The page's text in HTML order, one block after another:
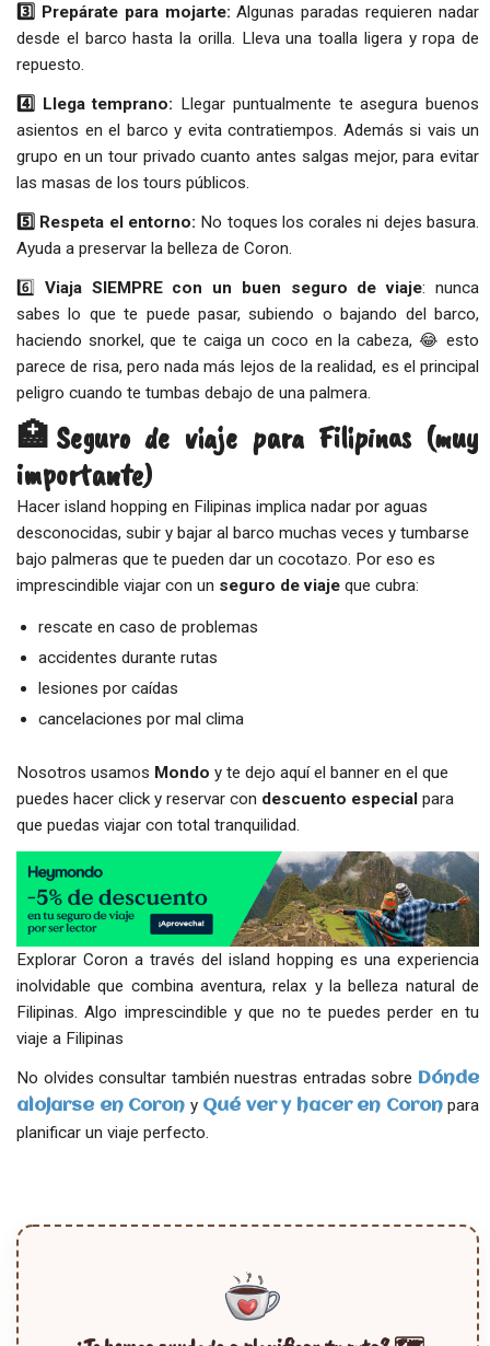
3️⃣ Prepárate para mojarte: Algunas paradas requieren nadar
desde el barco hasta la orilla. Lleva una toalla ligera y ropa de
repuesto.
4️⃣ Llega temprano: Llegar puntualmente te asegura buenos
asientos en el barco y evita contratiempos. Además si vais un
grupo en un tour privado cuanto antes salgas mejor, para evitar
las masas de los tours públicos.
5️⃣ Respeta el entorno: No toques los corales ni dejes basura.
Ayuda a preservar la belleza de Coron.
6️⃣ Viaja SIEMPRE con un buen seguro de viaje: nunca
sabes lo que te puede pasar, subiendo o bajando del barco,
haciendo snorkel, que te caiga un coco en la cabeza, 😂 esto
parece de risa, pero nada más lejos de la realidad, es el principal
peligro cuando te tumbas debajo de una palmera.
🏥Seguro de viaje para Filipinas (muy
importante)
Hacer island hopping en Filipinas implica nadar por aguas
desconocidas, subir y bajar al barco muchas veces y tumbarse
bajo palmeras que te pueden dar un cocotazo. Por eso es
imprescindible viajar con un seguro de viaje que cubra:
rescate en caso de problemas
accidentes durante rutas
lesiones por caídas
cancelaciones por mal clima
Nosotros usamos Mondo y te dejo aquí el banner en el que
puedes hacer click y reservar con descuento especial para
que puedas viajar con total tranquilidad.
Explorar Coron a través del island hopping es una experiencia
inolvidable que combina aventura, relax y la belleza natural de
Filipinas. Algo imprescindible y que no te puedes perder en tu
viaje a Filipinas
No olvides consultar también nuestras entradas sobre Dónde
alojarse en Coron y Qué ver y hacer en Coron para
planificar un viaje perfecto.